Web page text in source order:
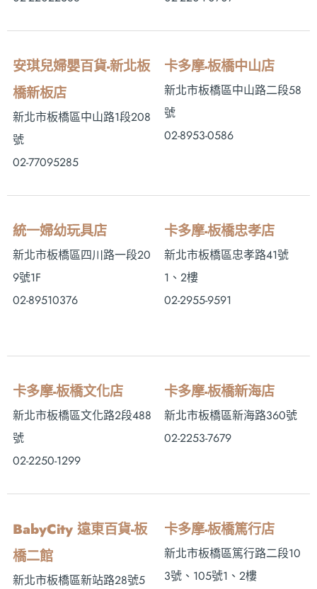
安琪兒婦嬰百貨-新北板
橋新板店
新北市板橋區中山路1段208
號
02-77095285
卡多摩-板橋中山店
新北市板橋區中山路二段58
號
02-8953-0586
統一婦幼玩具店
新北市板橋區四川路一段20
9號1F
02-89510376
卡多摩-板橋忠孝店
新北市板橋區忠孝路41號
1、2樓
02-2955-9591
卡多摩-板橋文化店
新北市板橋區文化路2段488
號
02-2250-1299
卡多摩-板橋新海店
新北市板橋區新海路360號
02-2253-7679
BabyCity 遠東百貨-板
橋二館
新北市板橋區新站路28號5
卡多摩-板橋篤行店
新北市板橋區篤行路二段10
3號、105號1、2樓